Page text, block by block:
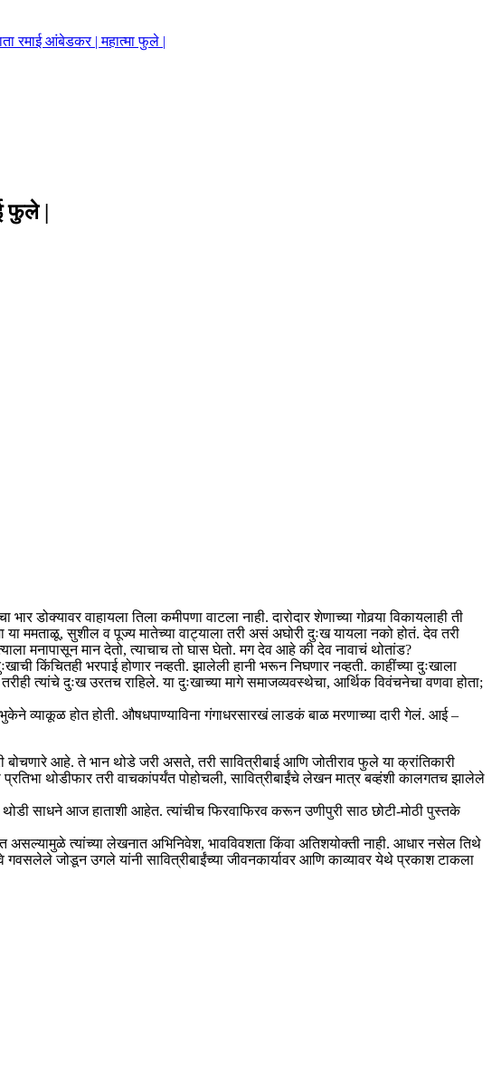
रमाई आंबेडकर | महात्मा फुले |
फुले |
डोक्यावर वाहायला तिला कमीपणा वाटला नाही. दारोदार शेणाच्या गोवर्‍या विकायलाही ती
ममताळू, सुशील व पूज्य मातेच्या वाट्याला तरी असं अघोरी दुःख यायला नको होतं. देव तरी
मनापासून मान देतो, त्याचाच तो घास घेतो. मग देव आहे की देव नावाचं थोतांड?
भरपाई होणार नव्हती. झालेली हानी भरून निघणार नव्हती. काहींच्या दुःखाला
त्यांचे दुःख उरतच राहिले. या दुःखाच्या मागे समाजव्यवस्थेचा, आर्थिक विवंचनेचा वणवा होता;
व्याकूळ होत होती. औषधपाण्याविना गंगाधरसारखं लाडकं बाळ मरणाच्या दारी गेलं. आई –
आहे. ते भान थोडे जरी असते, तरी सावित्रीबाई आणि जोतीराव फुले या क्रांतिकारी
थोडीफार तरी वाचकांपर्यंत पोहोचली, सावित्रीबाईंचे लेखन मात्र बव्हंशी कालगतच झालेले
थोडी साधने आज हाताशी आहेत. त्यांचीच फिरवाफिरव करून उणीपुरी साठ छोटी-मोठी पुस्तके
त्यांच्या लेखनात अभिनिवेश, भावविवशता किंवा अतिशयोक्ती नाही. आधार नसेल तिथे
जोडून उगले यांनी सावित्रीबाईंच्या जीवनकार्यावर आणि काव्यावर येथे प्रकाश टाकला